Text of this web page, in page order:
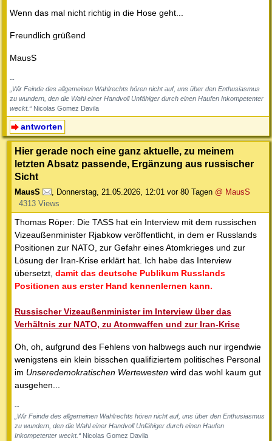
Wenn das mal nicht richtig in die Hose geht...
Freundlich grüßend
MausS
--
„Wir Feinde des allgemeinen Wahlrechts hören nicht auf, uns über den Enthusiasmus
zu wundern, den die Wahl einer Handvoll Unfähiger durch einen Haufen Inkompetenter
weckt.“ Nicolas Gomez Davila
antworten
Hier gerade noch eine ganz aktuelle, zu meinem
letzten Absatz passende, Ergänzung aus russischer
Sicht
MausS , Donnerstag, 21.05.2026, 12:01 vor 80 Tagen @ MausS
4313 Views
Thomas Röper: Die TASS hat ein Interview mit dem russischen
Vizeaußenminister Rjabkow veröffentlicht, in dem er Russlands
Positionen zur NATO, zur Gefahr eines Atomkrieges und zur
Lösung der Iran-Krise erklärt hat. Ich habe das Interview
übersetzt, damit das deutsche Publikum Russlands
Positionen aus erster Hand kennenlernen kann.
Russischer Vizeaußenminister im Interview über das
Verhältnis zur NATO, zu Atomwaffen und zur Iran-Krise
Oh, oh, aufgrund des Fehlens von halbwegs auch nur irgendwie
wenigstens ein klein bisschen qualifiziertem politisches Personal
im Unseredemokratischen Wertewesten wird das wohl kaum gut
ausgehen...
--
„Wir Feinde des allgemeinen Wahlrechts hören nicht auf, uns über den Enthusiasmus
zu wundern, den die Wahl einer Handvoll Unfähiger durch einen Haufen
Inkompetenter weckt.“ Nicolas Gomez Davila